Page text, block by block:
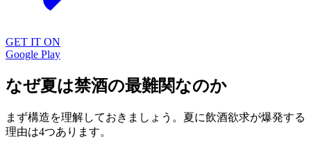
GET IT ON
Google Play
なぜ夏は禁酒の最難関なのか
まず構造を理解しておきましょう。夏に飲酒欲求が爆発する
理由は4つあります。